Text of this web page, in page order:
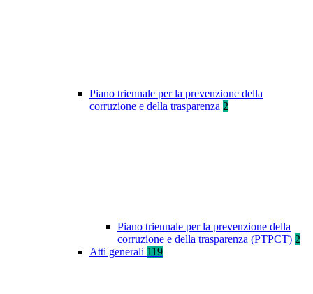
Piano triennale per la prevenzione della
corruzione e della trasparenza 2
Piano triennale per la prevenzione della
corruzione e della trasparenza (PTPCT) 2
Atti generali 119